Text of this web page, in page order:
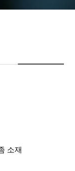
소재